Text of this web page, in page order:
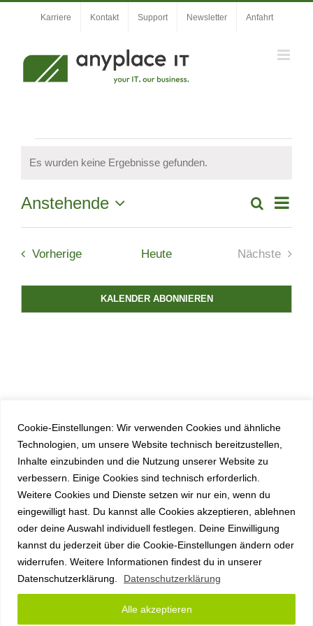
Cookie-Einstellungen: Wir verwenden Cookies und ähnliche
Technologien, um unsere Website technisch bereitzustellen,
Inhalte einzubinden und die Nutzung unserer Website zu
verbessern. Einige Cookies sind technisch erforderlich.
Weitere Cookies und Dienste setzen wir nur ein, wenn du
eingewilligt hast. Du kannst alle Cookies akzeptieren, ablehnen
oder deine Auswahl individuell festlegen. Deine Einwilligung
kannst du jederzeit über die Cookie-Einstellungen ändern oder
widerrufen. Weitere Informationen findest du in unserer
Datenschutzerklärung.
Datenschutzerklärung
Alle akzeptieren
Karriere Kontakt Support Newsletter Anfahrt
Veranstaltungen
Hinweis
Es wurden keine Ergebnisse gefunden.
und
Suche
Liste
Anstehende
Datum
VorherigeVeranstaltungen
Heute
Nächste
KALENDER ABONNIEREN
Copyright anyplace IT GmbH 2026 |Impressum